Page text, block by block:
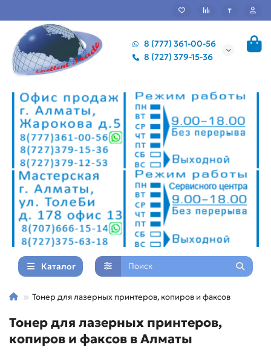
₸
8 (777) 361-00-56
8 (727) 379-15-36
Каталог
Тонер для лазерных принтеров, копиров и факсов
Тонер для лазерных принтеров,
копиров и факсов в Алматы